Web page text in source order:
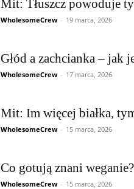
Mit: Tłuszcz powoduje
WholesomeCrew - 19 marca, 2026
Głód a zachcianka – jak
WholesomeCrew - 17 marca, 2026
Mit: Im więcej białka,
WholesomeCrew - 15 marca, 2026
Co gotują znani weganie?
WholesomeCrew - 15 marca, 2026